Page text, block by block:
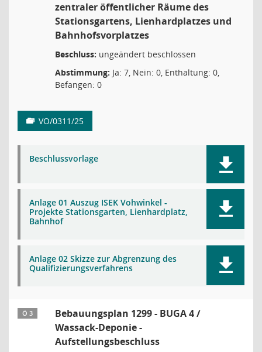
zentraler öffentlicher Räume des
Stationsgartens, Lienhardplatzes und
Bahnhofsvorplatzes
Beschluss: ungeändert beschlossen
Abstimmung: Ja: 7, Nein: 0, Enthaltung: 0,
Befangen: 0
VO/0311/25
Beschlussvorlage
Anlage 01 Auszug ISEK Vohwinkel -
Projekte Stationsgarten, Lienhardplatz,
Bahnhof
Anlage 02 Skizze zur Abgrenzung des
Qualifizierungsverfahrens
Ö 3
Bebauungsplan 1299 - BUGA 4 /
Wassack-Deponie -
Aufstellungsbeschluss